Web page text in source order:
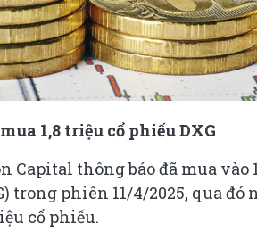
1,8 triệu cổ phiếu DXG
Capital thông báo đã mua vào
trong phiên 11/4/2025, qua đó
cổ phiếu.